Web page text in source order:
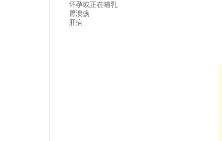
怀孕或正在哺乳
胃溃疡
肝病